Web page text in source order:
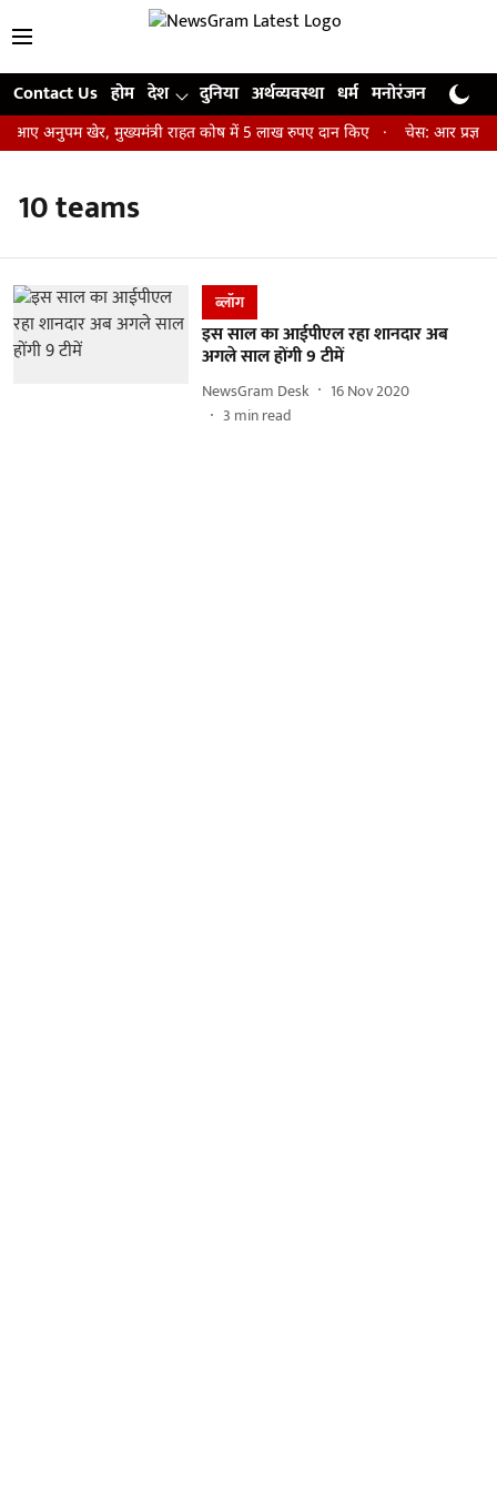
Contact Us होम देश दुनिया अर्थव्यवस्था धर्म मनोरंजन खेल
अनुपम खेर, मुख्यमंत्री राहत कोष में 5 लाख रुपए दान किए चेस: आर
10 teams
ब्लॉग
इस साल का आईपीएल रहा शानदार अब
अगले साल होंगी 9 टीमें
NewsGram Desk
16 Nov 2020
3 min read